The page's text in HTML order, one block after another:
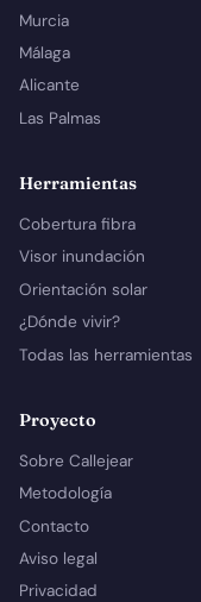
Murcia
Málaga
Alicante
Las Palmas
Herramientas
Cobertura fibra
Visor inundación
Orientación solar
¿Dónde vivir?
Todas las herramientas
Proyecto
Sobre Callejear
Metodología
Contacto
Aviso legal
Privacidad